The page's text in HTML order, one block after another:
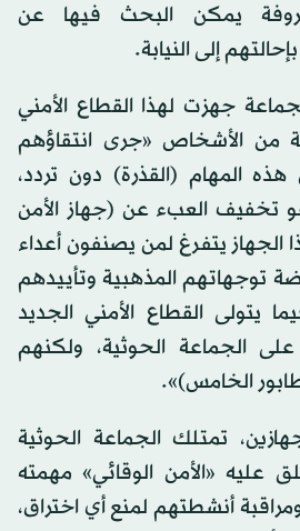
يمكن البحث فيها عن
إلى النيابة.
جهزت لهذا القطاع الأمني
من الأشخاص «جرى انتقاؤهم
المهام (القذرة) دون تردد،
تخفيف العبء عن (جهاز الأمن
الجهاز يتفرغ لمن يصنفون أعداء
توجهاتهم المذهبية وتأييدهم
يتولى القطاع الأمني الجديد
الجماعة الحوثية، ولكنهم
الخامس)».
تمتلك الجماعة الحوثية
عليه «الأمن الوقائي» مهمته
أنشطتهم لمنع أي اختراق،